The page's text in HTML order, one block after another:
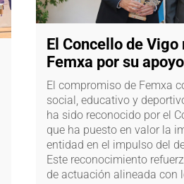
El Concello de Vigo
Femxa por su
El compromiso de Femxa
social, educativo y
ha sido reconocido por el
que ha puesto en valor la
entidad en el impulso del
Este reconocimiento
de actuación alineada con